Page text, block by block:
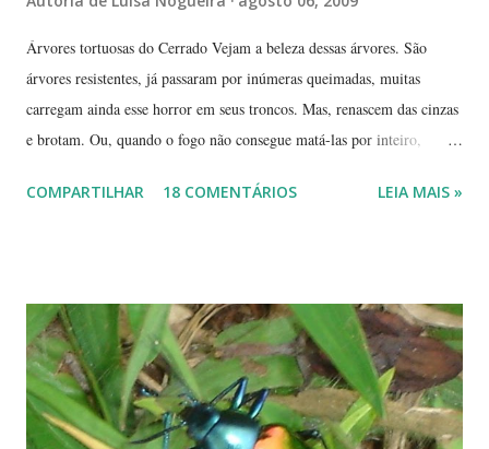
Árvores tortuosas do Cerrado Vejam a beleza dessas árvores. São
árvores resistentes, já passaram por inúmeras queimadas, muitas
carregam ainda esse horror em seus troncos. Mas, renascem das cinzas
e brotam. Ou, quando o fogo não consegue matá-las por inteiro,
novas flores e sempre novas sementes. É a esperança, em cada ano, de
estação seca pode durar até 5 meses. Neste período o índice de
umidade relativa do ar chega, muitas vezes, no meio da tarde, a
índices inferiores a 15%. Por isto tantas queimadas acontecem entre
maio e setembro, período de estiagem. Um toco de cigarro ou algumas
COMPARTILHAR 18 COMENTÁRIOS LEIA MAIS »